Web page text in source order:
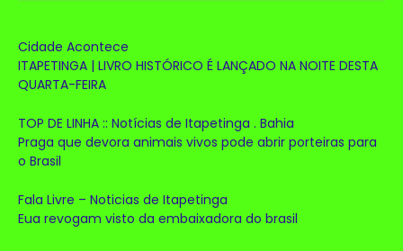
Cidade Acontece
ITAPETINGA | LIVRO HISTÓRICO É LANÇADO NA NOITE DESTA
QUARTA-FEIRA
TOP DE LINHA :: Notícias de Itapetinga . Bahia
Praga que devora animais vivos pode abrir porteiras para
o Brasil
Fala Livre – Noticias de Itapetinga
Eua revogam visto da embaixadora do brasil